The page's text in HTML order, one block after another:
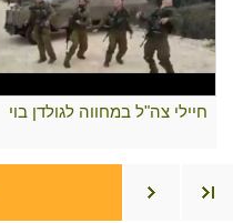
חיילי צה"ל במחווה לגולדן בוי